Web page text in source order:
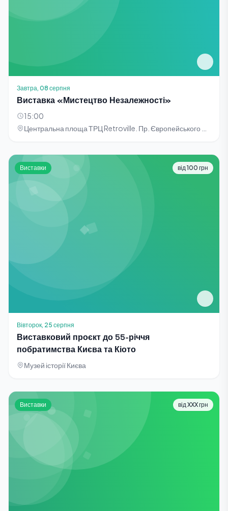
Завтра, 08 серпня
Виставка «Мистецтво Незалежності»
15:00
Виставки від 100 грн
Вівторок, 25 серпня
Виставковий проєкт до 55-річчя
побратимства Києва та Кіото
Музей історії Києва
Виставки від XXX грн